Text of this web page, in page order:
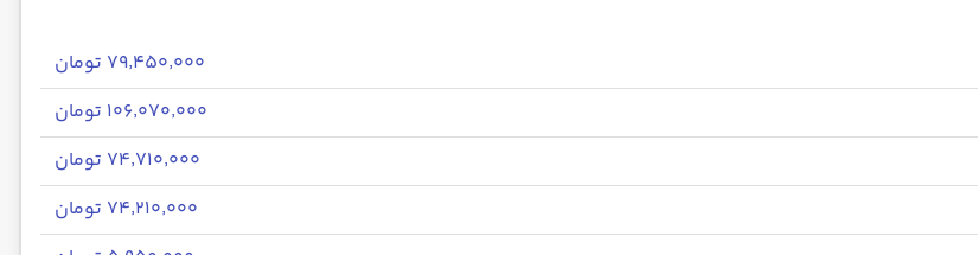
۷۹٬۴۵۰٬۰۰۰ تومان
۱۰۶٬۰۷۰٬۰۰۰ تومان
۷۴٬۷۱۰٬۰۰۰ تومان
۷۴٬۲۱۰٬۰۰۰ تومان